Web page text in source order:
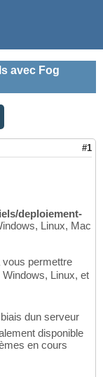
avec Fog
#1
deploiement-
Linux, Mac
vous permettre
Windows, Linux, et
dun serveur
disponible
en cours